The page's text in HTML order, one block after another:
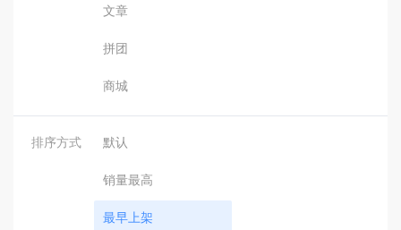
文章
拼团
商城
排序方式 默认
销量最高
最早上架